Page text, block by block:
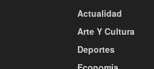
Actualidad
Arte Y Cultura
Deportes